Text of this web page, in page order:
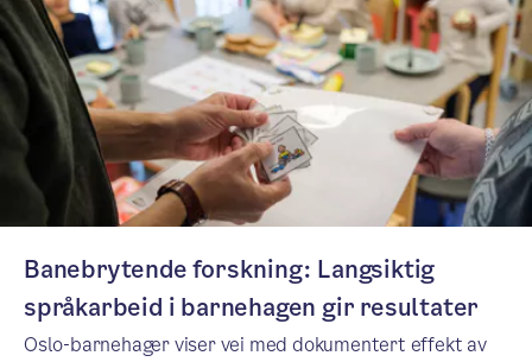
Banebrytende forskning: Langsiktig
språkarbeid i barnehagen gir resultater
Oslo-barnehager viser vei med dokumentert effekt av